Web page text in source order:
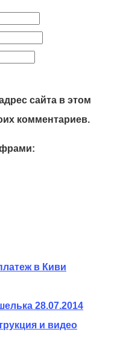
сайта в этом
комментариев.
в Киви
28.07.2014
и видео